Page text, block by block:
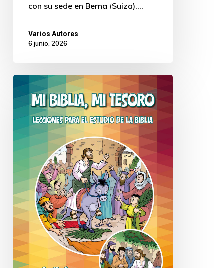
con su sede en Berna (Suiza).…
Varios Autores
6 junio, 2026